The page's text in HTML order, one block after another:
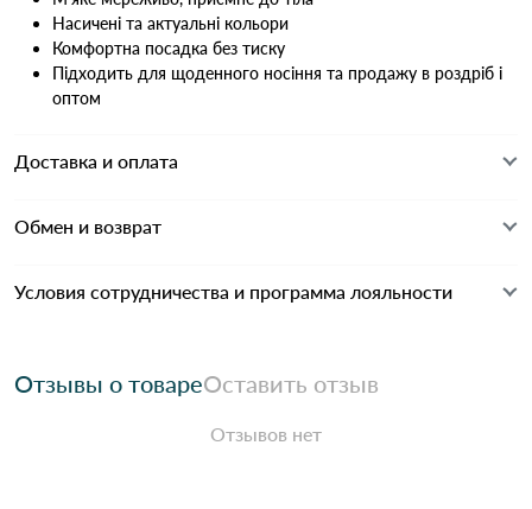
Насичені та актуальні кольори
Комфортна посадка без тиску
Підходить для щоденного носіння та продажу в роздріб і
оптом
Доставка и оплата
Обмен и возврат
Условия сотрудничества и программа лояльности
Отзывы о товареОставить отзыв
Отзывов нет